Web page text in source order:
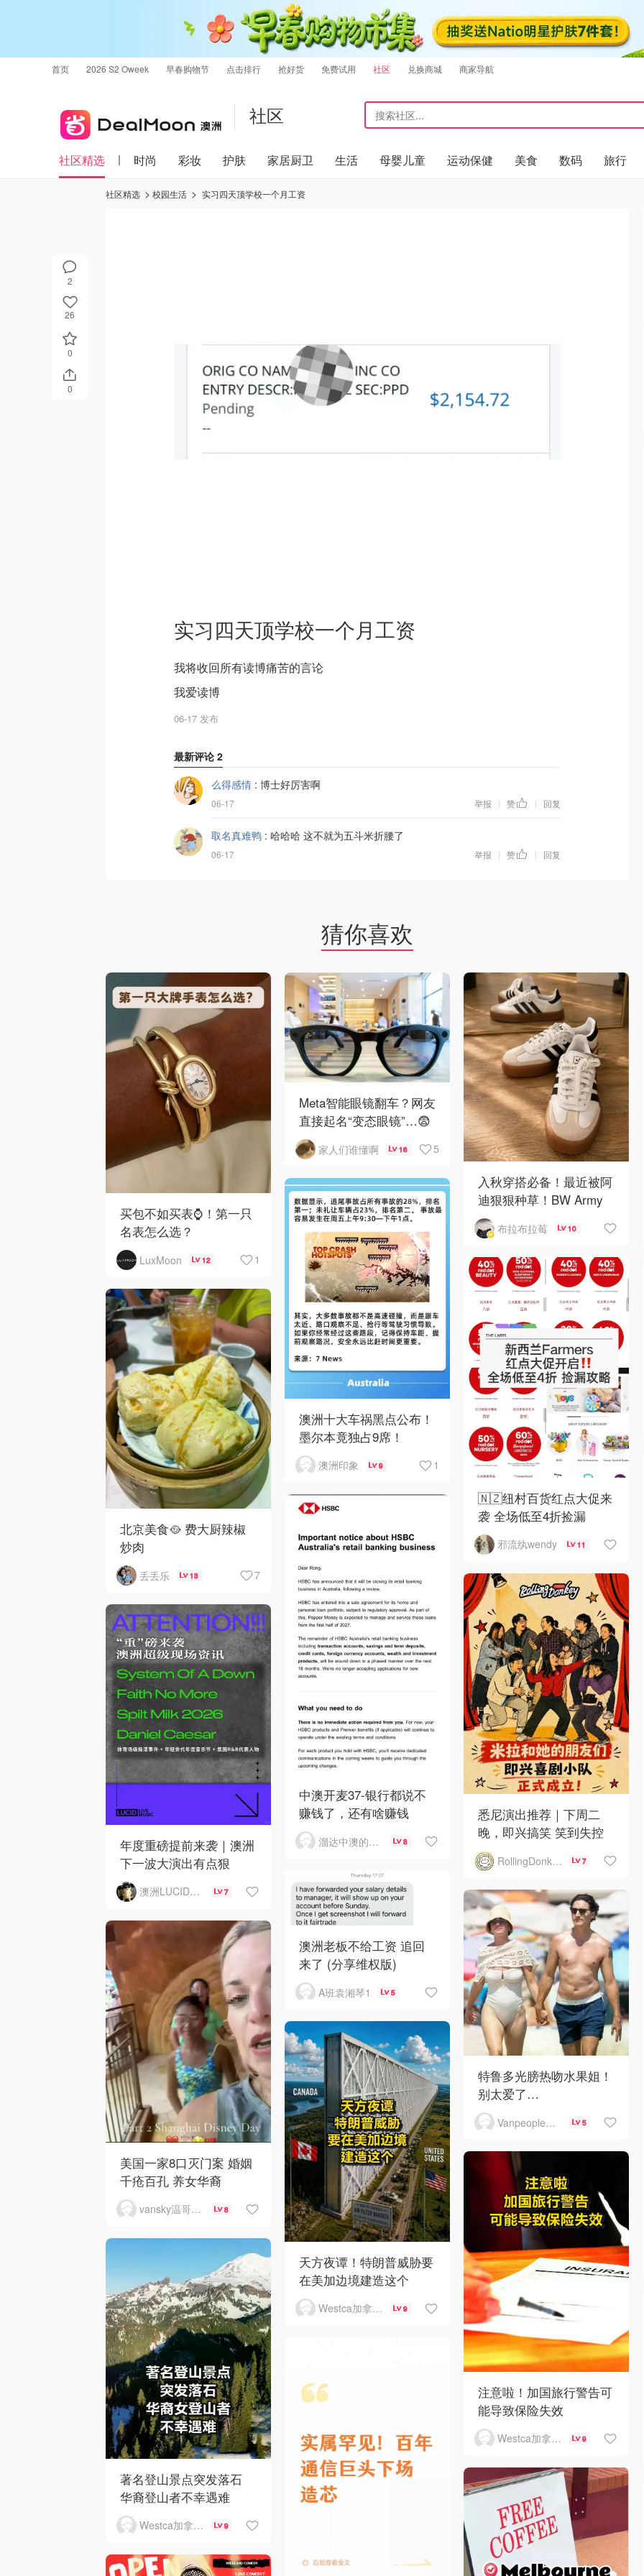
首页 2026 S2 Oweek 早春购物节 点击排行 抢好货 免费试用 社区 兑换商城 商家导航
社区
社区精选 时尚 彩妆 护肤 家居厨卫 生活 母婴儿童 运动保健 美食 数码 旅行
2
26
0
0
社区精选 校园生活 实习四天顶学校一个月工资
实习四天顶学校一个月工资
我将收回所有读博痛苦的言论
我爱读博
06-17 发布
最新评论 2
么得感情 : 博士好厉害啊
06-17 举报 | 赞 | 回复
取名真难鸭 : 哈哈哈 这不就为五斗米折腰了
06-17 举报 | 赞 | 回复
猜你喜欢
买包不如买表⌚️！第一只
名表怎么选？
LuxMoon 12 1
Meta智能眼镜翻车？网友
直接起名“变态眼镜”…😨
家人们谁懂啊 16 5
入秋穿搭必备！最近被阿
迪狠狠种草！BW Army
和 Sambae 值得拥有！
布拉布拉莓 10
澳洲十大车祸黑点公布！
墨尔本竟独占9席！
澳洲印象 9 1
🇳🇿纽村百货红点大促来
袭 全场低至4折捡漏
邪流纨wendy 11
北京美食🥘 费大厨辣椒
炒肉
丢丢乐 13 7
中澳开麦37-银行都说不
赚钱了，还有啥赚钱
溜达中澳的王公子 8
悉尼演出推荐｜下周二
晚，即兴搞笑 笑到失控
RollingDonkey 7
年度重磅提前来袭｜澳洲
下一波大演出有点狠
澳洲LUCID音乐演出 7
澳洲老板不给工资 追回
来了 (分享维权版)
A班袁湘琴1 5
特鲁多光膀热吻水果姐！
别太爱了…
Vanpeople人在温哥华 5
美国一家8口灭门案 婚姻
千疮百孔 养女华裔
vansky温哥华天空 8
天方夜谭！特朗普威胁要
在美加边境建造这个
Westca加拿大生活 9
注意啦！加国旅行警告可
能导致保险失效
Westca加拿大生活 9
著名登山景点突发落石
华裔登山者不幸遇难
Westca加拿大生活 9